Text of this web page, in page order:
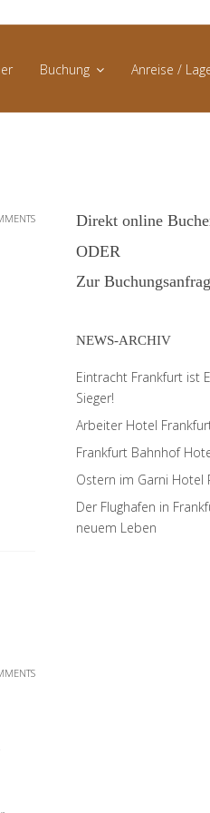
Buchung Anreise /
Direkt online
ODER
Zur
NEWS-ARCHIV
Eintracht Frankfurt ist
Sieger!
Arbeiter Hotel
Frankfurt Bahnhof
Ostern im Garni Hotel
Der Flughafen in
neuem Leben